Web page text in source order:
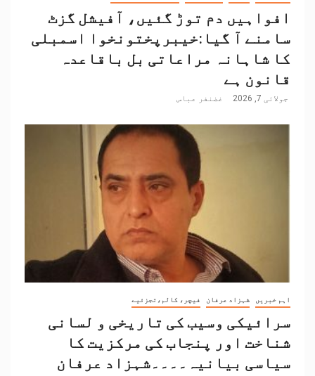
افواہیں دم توڑ گئیں، آفیشل گزٹ
سامنے آ گیا:خیبرپختونخوا اسمبلی
کا شاہانہ مراعاتی بل باقاعدہ
قانون ہے
جولائی 7, 2026 غضنفر عباس
اہم خبریں شہزاد عرفان فیچر، کالم،تجزئیے
سرائیکی وسیب کی تاریخی و لسانی
شناخت اور پنجاب کی مرکزیت کا
سیاسی بیانیہ۔۔۔۔شہزاد عرفان